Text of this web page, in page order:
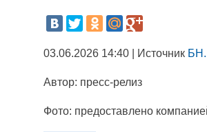
03.06.2026 14:40 | Источник
Автор: пресс-релиз
Фото: предоставлено